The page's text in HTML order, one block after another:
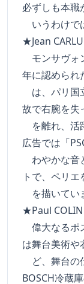
必ずしも本職
いうわけで
★Jean
モンサヴォ
年に認められ
は、パリ国
故で右腕を失
を離れ、活
広告では「
わやかな音
トで、ペリ
を描いてい
★Paul COLIN
偉大なるポ
は舞台美術や
ど、舞台の
BOSCH冷蔵